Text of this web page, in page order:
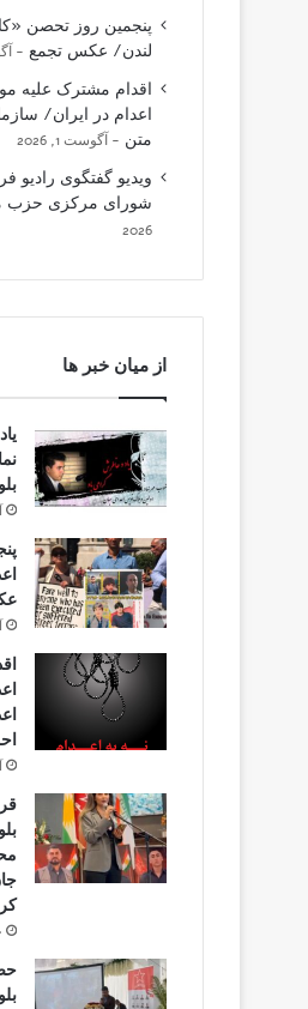
پنجمین روز تحصن
لندن/ عکس تجمع
اقدام مشترک علیه
اعدام در ایران/
متن
آگوست 1, 2026
ویدیو گفتگوی رادیو
شورای مرکزی حزب
2026
از میان خبر ها